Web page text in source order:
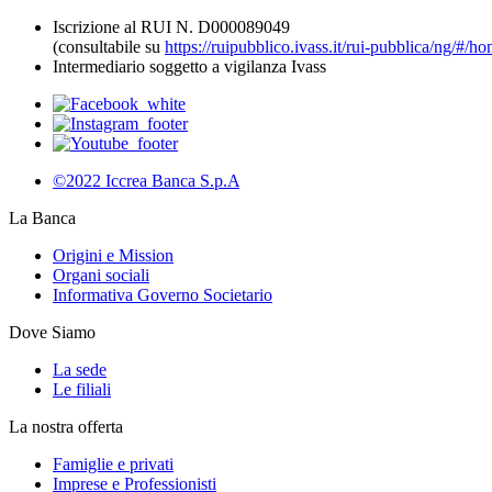
Iscrizione al RUI N. D000089049
(consultabile su https://ruipubblico.ivass.it/rui-pubblica/ng/#/
Intermediario soggetto a vigilanza Ivass
©2022 Iccrea Banca S.p.A
La Banca
Origini e Mission
Organi sociali
Informativa Governo Societario
Dove Siamo
La sede
Le filiali
La nostra offerta
Famiglie e privati
Imprese e Professionisti